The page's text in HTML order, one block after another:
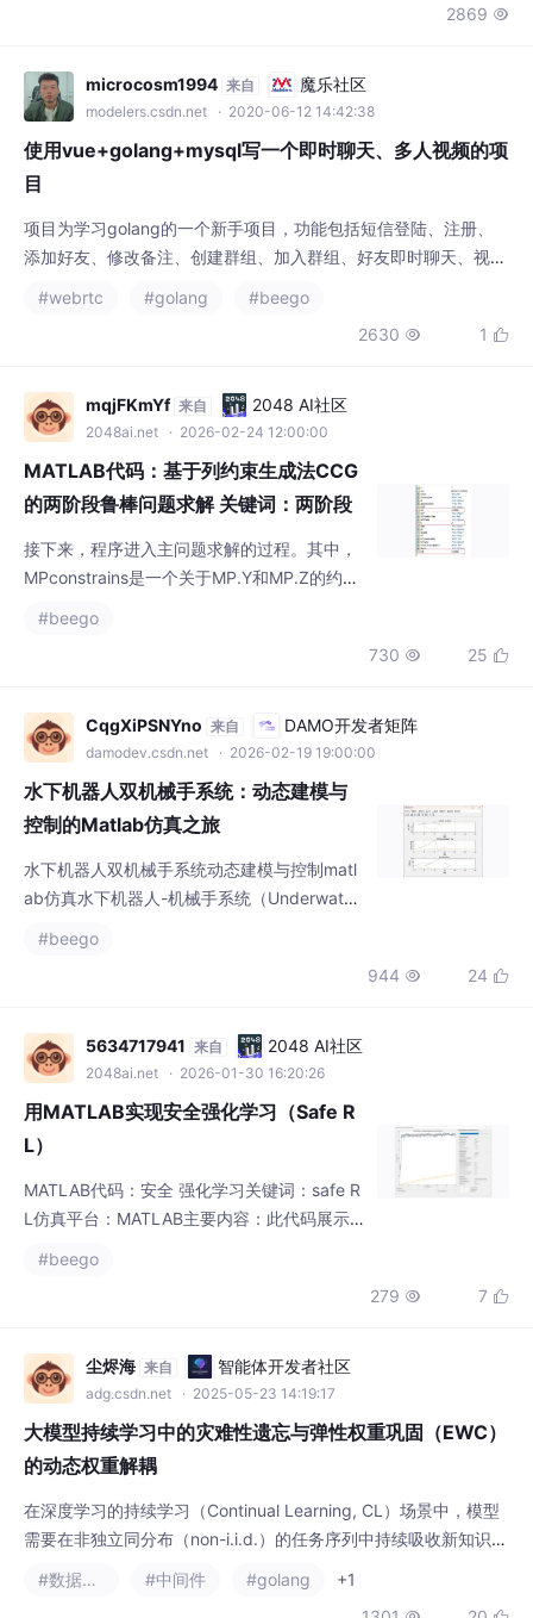
2869 
microcosm1994 来自 魔乐社区
modelers.csdn.net · 2020-06-12 14:42:38
使用vue+golang+mysql写一个即时聊天、多人视频的项
目
项目为学习golang的一个新手项目，功能包括短信登陆、注册、
添加好友、修改备注、创建群组、加入群组、好友即时聊天、视频
socket、webrtc后端：beego、mysql、socket.io、swagger服
务器：nginx、STUN/TURN穿透前端项目地址：https://github.c
#webrtc #golang
#beego
2630  1 
mqjFKmYf 来自 2048 AI社区
2048ai.net · 2026-02-24 12:00:00
MATLAB代码：基于列约束生成法CCG
的两阶段鲁棒问题求解 关键词：两阶段
鲁棒 列约束生成法...
接下来，程序进入主问题求解的过程。其中，
MPconstrains是一个关于MP.Y和MP.Z的约
SPconstrains是一个关于SP.X的约束，dconst
一个关于MP、SP和d的函数，SPconstrains是
一个关于SP.X的约束，dc
#beego
730  25 
CqgXiPSNYno 来自 DAMO开发者矩阵
damodev.csdn.net · 2026-02-19 19:00:00
水下机器人双机械手系统：动态建模与
控制的Matlab仿真之旅
水下机器人双机械手系统动态建模与控制matl
ab仿真水下机器人-机械手系统（Underwater
完成除观测之外的水下采样、抓取、操作等任
#beego
944  24 
5634717941 来自 2048 AI社区
2048ai.net · 2026-01-30 16:20:26
用MATLAB实现安全强化学习（Safe R
L）
MATLAB代码：安全 强化学习关键词：safe R
L仿真平台：MATLAB主要内容：此代码展示
练强化学习 (RL) 代理。此块计算最接近受约束
arning Toolbox。在此示例中，代理的目标是
使绿球尽可能靠近红球不断变化的目标位置。
#beego
279  7 
尘烬海 来自 智能体开发者社区
adg.csdn.net · 2025-05-23 14:19:17
大模型持续学习中的灾难性遗忘与弹性权重巩固（EWC）
的动态权重解耦
在深度学习的持续学习（Continual Learning, CL）场景中，模型
需要在非独立同分布（non-i.i.d.）的任务序列中持续吸收新知识，
同时避免对已学习任务的性能退化。设模型参数为θ∈Rd，在任务
序列{T1​,T2​,...,Tn​}中，模型通过最小化损失函数Lt​(θ)学习新任务Tt​
#数据结构 #中间件 #golang
+1